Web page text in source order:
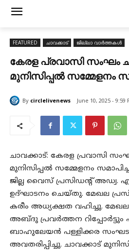
FEATURED ചാവക്കാട് ജില്ലാ വാർത്തകൾ
കേരള പ്രവാസി സംഘം
മുനിസിപ്പൽ സമ്മേളനം
By circlelivenews June 10, 2025 - 9:59
ചാവക്കാട്: കേരള പ്രവാസി
മുനിസിപ്പൽ സമ്മേളനം
ജില്ല വൈസ് പ്രസിഡന്റ്‌ അഡ്വ.
ഉദ്ഘാടനം ചെയ്തു. മേഖല
കരീം അധ്യക്ഷത വഹിച്ചു.
അബ്ദു പ്രവർത്തന റിപ്പോർട്ടും
ബാഹുലേയൻ പള്ളിക്കര സംഘടന
അവതരിപ്പിച്ചു. ചാവക്കാട്